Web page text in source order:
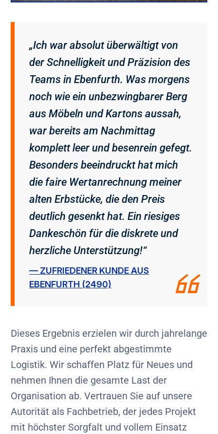
„Ich war absolut überwältigt von
der Schnelligkeit und Präzision des
Teams in Ebenfurth. Was morgens
noch wie ein unbezwingbarer Berg
aus Möbeln und Kartons aussah,
war bereits am Nachmittag
komplett leer und besenrein gefegt.
Besonders beeindruckt hat mich
die faire Wertanrechnung meiner
alten Erbstücke, die den Preis
deutlich gesenkt hat. Ein riesiges
Dankeschön für die diskrete und
herzliche Unterstützung!“
— ZUFRIEDENER KUNDE AUS
EBENFURTH (2490)
Dieses Ergebnis erzielen wir durch jahrelange
Praxis und eine perfekt abgestimmte
Logistik. Wir schaffen Platz für Neues und
nehmen Ihnen die gesamte Last der
Organisation ab. Vertrauen Sie auf unsere
Autorität als Fachbetrieb, der jedes Projekt
mit höchster Sorgfalt und vollem Einsatz